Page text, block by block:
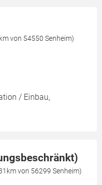
von 54550 Senheim)
/ Einbau,
von 56299 Senheim)